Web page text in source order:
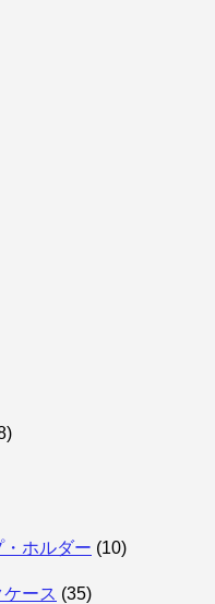
ホルダー (10)
ース (35)